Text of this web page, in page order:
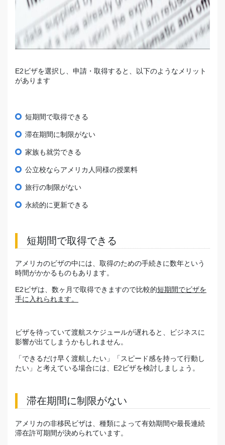
E2ビザを選択し、申請・取得すると、以下のようなメリット
があります
短期間で取得できる
滞在期間に制限がない
家族も就労できる
公立校ならアメリカ人同様の授業料
旅行の制限がない
永続的に更新できる
短期間で取得できる
アメリカのビザの中には、取得のための手続きに数年という
時間がかかるものもあります。
E2ビザは、数ヶ月で取得できますので比較的短期間でビザを
手に入れられます。
ビザを待っていて渡航スケジュールが遅れると、ビジネスに
影響が出てしまうかもしれません。
「できるだけ早く渡航したい」「スピード感を持って行動し
たい」と考えている場合には、E2ビザを検討しましょう。
滞在期間に制限がない
アメリカの非移民ビザは、種類によって有効期間や最長連続
滞在許可期間が決められています。